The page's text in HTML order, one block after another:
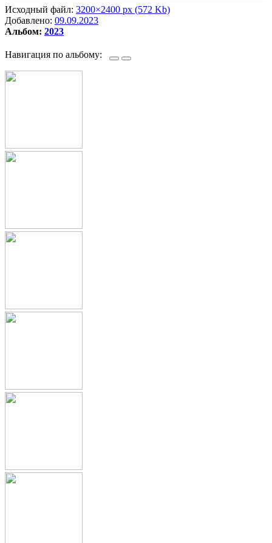
Исходный файл: 3200×2400 px (572 Kb)
Добавлено: 09.09.2023
Альбом: 2023
Навигация по альбому: